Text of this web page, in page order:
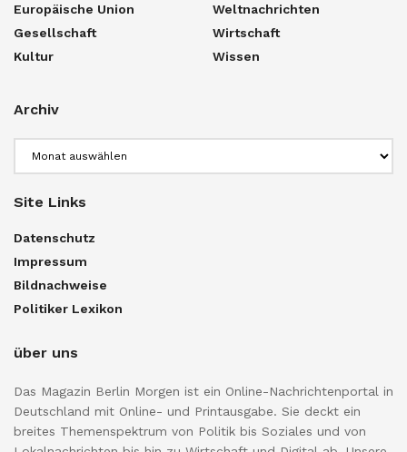
Europäische Union
Gesellschaft
Kultur
Weltnachrichten
Wirtschaft
Wissen
Archiv
Site Links
Datenschutz
Impressum
Bildnachweise
Politiker Lexikon
über uns
Das Magazin Berlin Morgen ist ein Online-Nachrichtenportal in
Deutschland mit Online- und Printausgabe. Sie deckt ein
breites Themenspektrum von Politik bis Soziales und von